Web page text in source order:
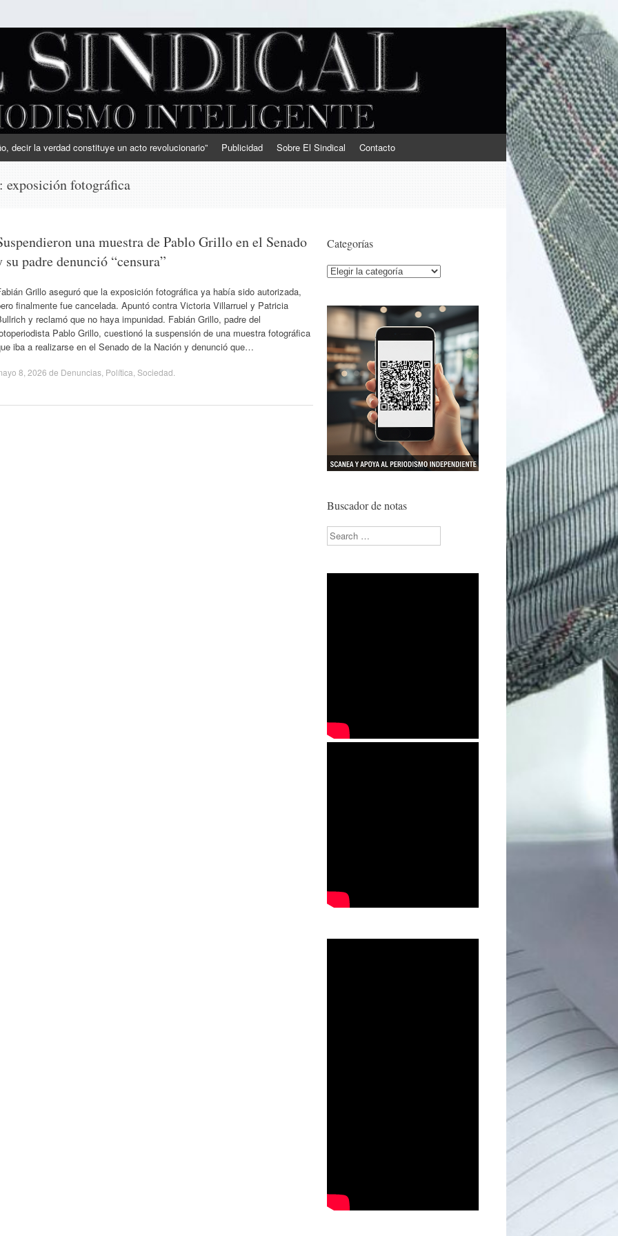
decir la verdad constituye un acto revolucionario” Publicidad Sobre El Sindical Contacto
exposición fotográfica
una muestra de Pablo Grillo en el Senado
su padre denunció “censura”
Grillo aseguró que la exposición fotográfica ya había sido autorizada,
finalmente fue cancelada. Apuntó contra Victoria Villarruel y Patricia
y reclamó que no haya impunidad. Fabián Grillo, padre del
Pablo Grillo, cuestionó la suspensión de una muestra fotográfica
iba a realizarse en el Senado de la Nación y denunció que…
8, 2026 de Denuncias Política Sociedad
Categorías
Categorías
Buscador de notas
Search